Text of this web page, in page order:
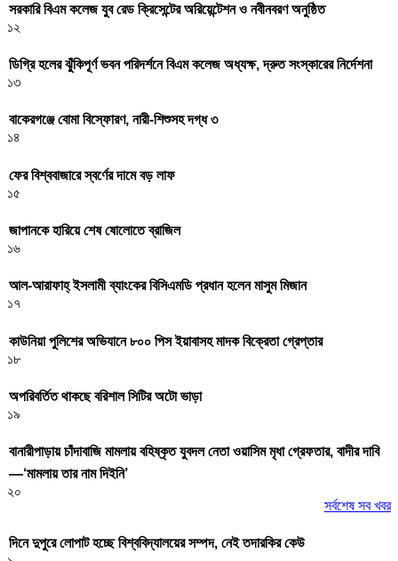
সরকারি বিএম কলেজ যুব রেড ক্রিসেন্টের অরিয়েন্টেশন ও নবীনবরণ অনুষ্ঠিত
১২
ডিগ্রি হলের ঝুঁকিপূর্ণ ভবন পরিদর্শনে বিএম কলেজ অধ্যক্ষ, দ্রুত সংস্কারের নির্দেশনা
১৩
বাকেরগঞ্জে বোমা বিস্ফোরণ, নারী-শিশুসহ দগ্ধ ৩
১৪
ফের বিশ্ববাজারে স্বর্ণের দামে বড় লাফ
১৫
জাপানকে হারিয়ে শেষ ষোলোতে ব্রাজিল
১৬
আল-আরাফাহ্ ইসলামী ব্যাংকের বিসিএমডি প্রধান হলেন মাসুম মিজান
১৭
কাউনিয়া পুলিশের অভিযানে ৮০০ পিস ইয়াবাসহ মাদক বিক্রেতা গ্রেপ্তার
১৮
অপরিবর্তিত থাকছে বরিশাল সিটির অটো ভাড়া
১৯
বানারীপাড়ায় চাঁদাবাজি মামলায় বহিষ্কৃত যুবদল নেতা ওয়াসিম মৃধা গ্রেফতার, বাদীর দাবি
—‘মামলায় তার নাম দিইনি’
২০
সর্বশেষ সব খবর
দিনে দুপুরে লোপাট হচ্ছে বিশ্ববিদ্যালয়ের সম্পদ, নেই তদারকির কেউ